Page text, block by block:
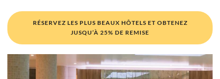
RÉSERVEZ LES PLUS BEAUX HÔTELS ET OBTENEZ
JUSQU’À 25% DE REMISE